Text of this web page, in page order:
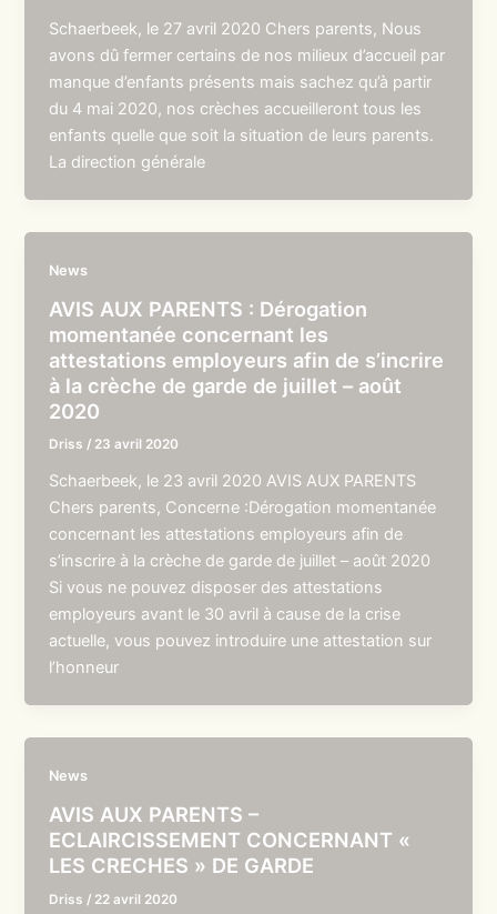
Schaerbeek, le 27 avril 2020 Chers parents, Nous
avons dû fermer certains de nos milieux d’accueil par
manque d’enfants présents mais sachez qu’à partir
du 4 mai 2020, nos crèches accueilleront tous les
enfants quelle que soit la situation de leurs parents.
La direction générale
News
AVIS AUX PARENTS : Dérogation
momentanée concernant les
attestations employeurs afin de s’incrire
à la crèche de garde de juillet – août
2020
Driss / 23 avril 2020
Schaerbeek, le 23 avril 2020 AVIS AUX PARENTS
Chers parents, Concerne :Dérogation momentanée
concernant les attestations employeurs afin de
s’inscrire à la crèche de garde de juillet – août 2020
Si vous ne pouvez disposer des attestations
employeurs avant le 30 avril à cause de la crise
actuelle, vous pouvez introduire une attestation sur
l’honneur
News
AVIS AUX PARENTS –
ECLAIRCISSEMENT CONCERNANT «
LES CRECHES » DE GARDE
Driss / 22 avril 2020